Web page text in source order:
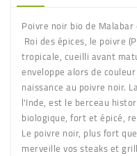
Poivre noir bio de
Roi des épices, le poivre
tropicale, cueilli avant
enveloppe alors de
naissance au poivre noir.
l'Inde, est le berceau
biologique, fort et épicé,
Le poivre noir, plus fort
merveille vos steaks et